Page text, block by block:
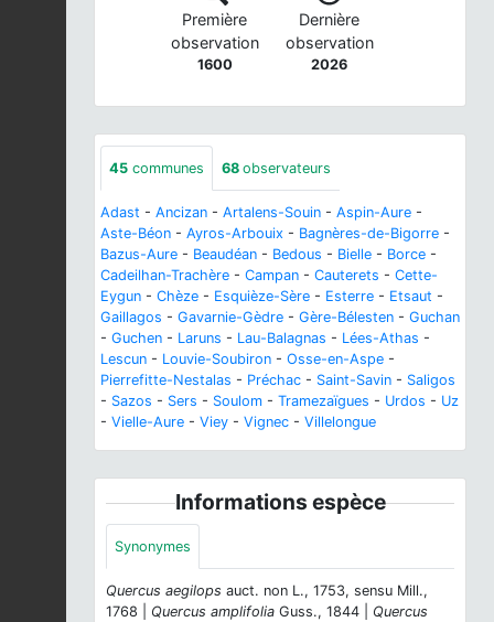
Première
observation
1600
Dernière
observation
2026
45 communes 68 observateurs
Adast - Ancizan - Artalens-Souin - Aspin-Aure -
Aste-Béon - Ayros-Arbouix - Bagnères-de-Bigorre -
Bazus-Aure - Beaudéan - Bedous - Bielle - Borce -
Cadeilhan-Trachère - Campan - Cauterets - Cette-
Eygun - Chèze - Esquièze-Sère - Esterre - Etsaut -
Gaillagos - Gavarnie-Gèdre - Gère-Bélesten - Guchan
- Guchen - Laruns - Lau-Balagnas - Lées-Athas -
Lescun - Louvie-Soubiron - Osse-en-Aspe -
Pierrefitte-Nestalas - Préchac - Saint-Savin - Saligos
- Sazos - Sers - Soulom - Tramezaïgues - Urdos - Uz
- Vielle-Aure - Viey - Vignec - Villelongue
Informations espèce
Synonymes
Quercus aegilops auct. non L., 1753, sensu Mill.,
1768 | Quercus amplifolia Guss., 1844 | Quercus